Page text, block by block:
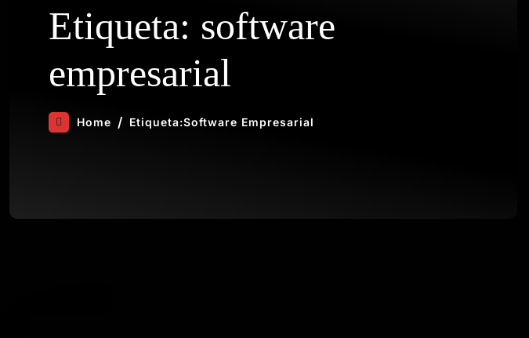
Etiqueta: software
empresarial
Home Etiqueta:Software Empresarial